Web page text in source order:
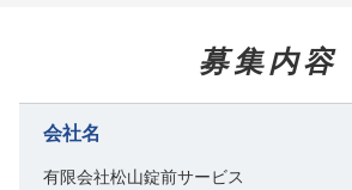
募集内容
会社名
有限会社松山錠前サービス